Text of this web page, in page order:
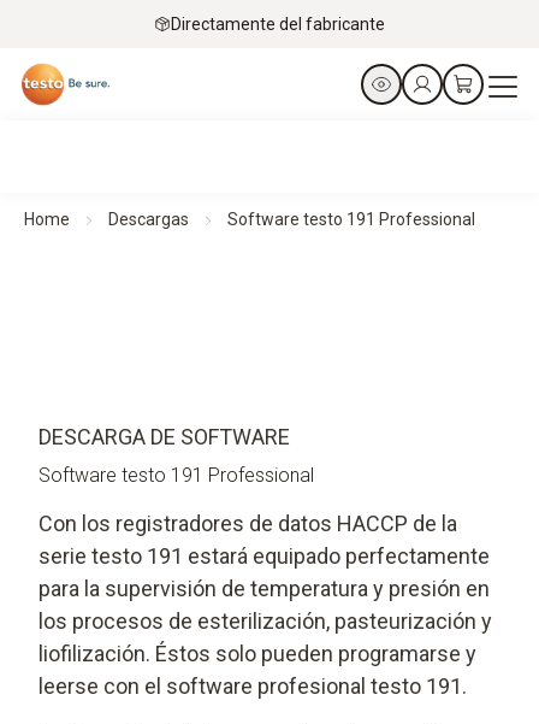
Directamente del fabricante
Home Descargas Software testo 191 Professional
DESCARGA DE SOFTWARE
Software testo 191 Professional
Con los registradores de datos HACCP de la
serie testo 191 estará equipado perfectamente
para la supervisión de temperatura y presión en
los procesos de esterilización, pasteurización y
liofilización. Éstos solo pueden programarse y
leerse con el software profesional testo 191.